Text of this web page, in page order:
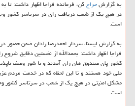
به گزارشحراجکن، فرمانده فراجا اظهار داشت: تا
در هیچ یک از شعب دریافت رای در سرتاسر کشور
است.
به گزارش ایسنا، سردار احمدرضا رادان ضمن حضور
فراجا اظهار داشت: بحمدالله از نخستین دقایق
کشور پای صندوق های رای آمدند و با شور وصف
ملی خود هستند و تا این لحظه که در خدمت مردم
مشکل امنیتی در هیچ یک از شعب در سرتاسر کشور
است.